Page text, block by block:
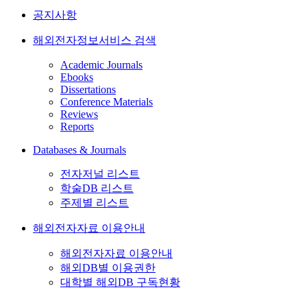
공지사항
해외전자정보서비스 검색
Academic Journals
Ebooks
Dissertations
Conference Materials
Reviews
Reports
Databases & Journals
전자저널 리스트
학술DB 리스트
주제별 리스트
해외전자자료 이용안내
해외전자자료 이용안내
해외DB별 이용권한
대학별 해외DB 구독현황